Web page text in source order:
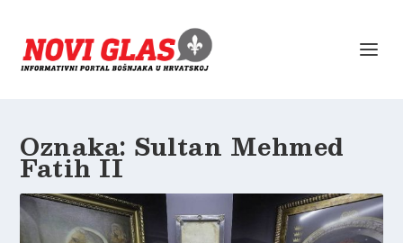
Oznaka: Sultan Mehmed
Fatih II